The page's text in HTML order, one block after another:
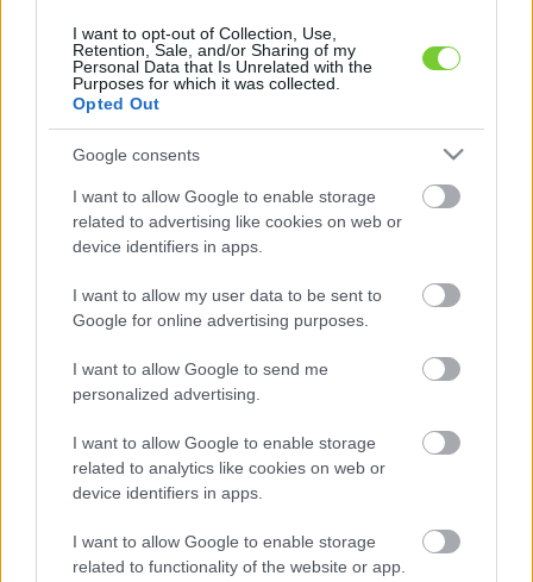
I want to opt-out of Collection, Use,
Retention, Sale, and/or Sharing of my
Personal Data that Is Unrelated with the
Purposes for which it was collected.
Opted Out
Google consents
I want to allow Google to enable storage
related to advertising like cookies on web or
device identifiers in apps.
I want to allow my user data to be sent to
Google for online advertising purposes.
I want to allow Google to send me
personalized advertising.
I want to allow Google to enable storage
related to analytics like cookies on web or
device identifiers in apps.
I want to allow Google to enable storage
related to functionality of the website or app.
Adatlapok(1) Korábbi vélemények
Erről a felhasználóról még nem írtak
véleményt.